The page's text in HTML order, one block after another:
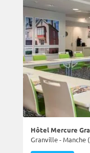
Hôtel Mercure
Granville - Manche